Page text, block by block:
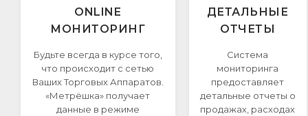
ONLINE
МОНИТОРИНГ
Будьте всегда в курсе того,
что происходит с сетью
Ваших Торговых Аппаратов.
«Метрёшка» получает
данные в режиме
ДЕТАЛЬНЫЕ
ОТЧЕТЫ
Система
мониторинга
предоставляет
детальные отчеты о
продажах, расходах